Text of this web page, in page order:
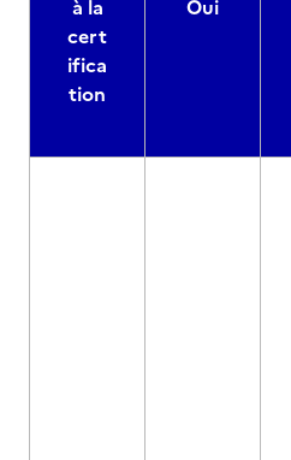
à la
cert
ifica
tion
Oui